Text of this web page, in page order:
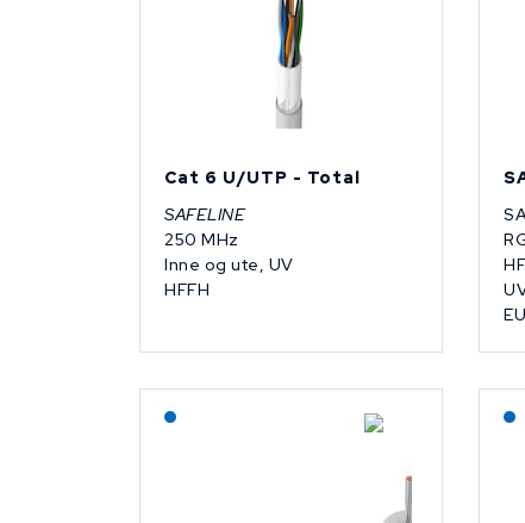
Cat 6 U/UTP - Total
SAFELINE
250 MHz
Inne og ute, UV
HFFH